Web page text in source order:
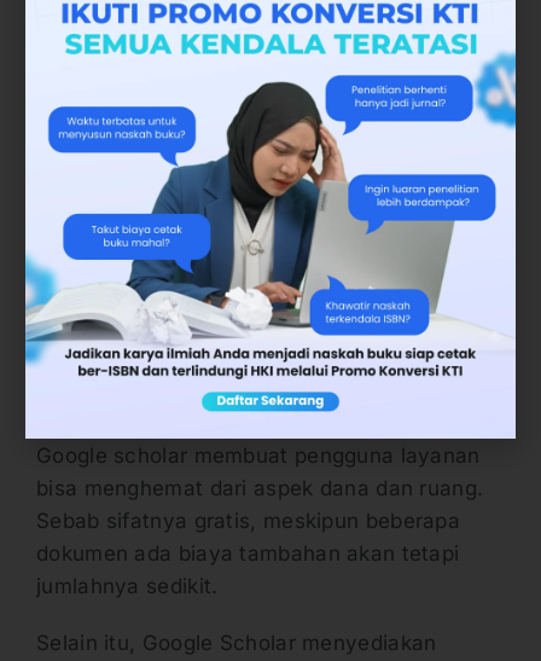
negara di dunia. Sehingga publikasi dosen
bisa diakses masyarakat dunia sebagai
3. Akses Mudah
Akses ke Google Scholar sangat mudah
karena sifatnya yang online. Sehingga bisa
dibuka layanannya melalui perangkat
elektronik yang sudah terhubung dengan
internet.
4. Hemat Dana dan Ruang
Google scholar membuat pengguna layanan
bisa menghemat dari aspek dana dan ruang.
Sebab sifatnya gratis, meskipun beberapa
dokumen ada biaya tambahan akan tetapi
jumlahnya sedikit.
Selain itu, Google Scholar menyediakan